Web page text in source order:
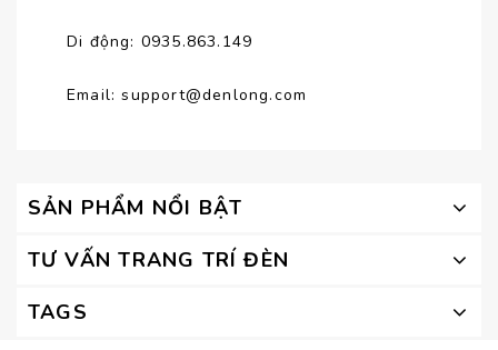
Di động: 0935.863.149
Email:support@denlong.com
SẢN PHẨM NỔI BẬT
TƯ VẤN TRANG TRÍ ĐÈN
TAGS